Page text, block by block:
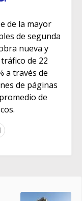
de la mayor
de segunda
nueva y
de 22
a través de
de páginas
de